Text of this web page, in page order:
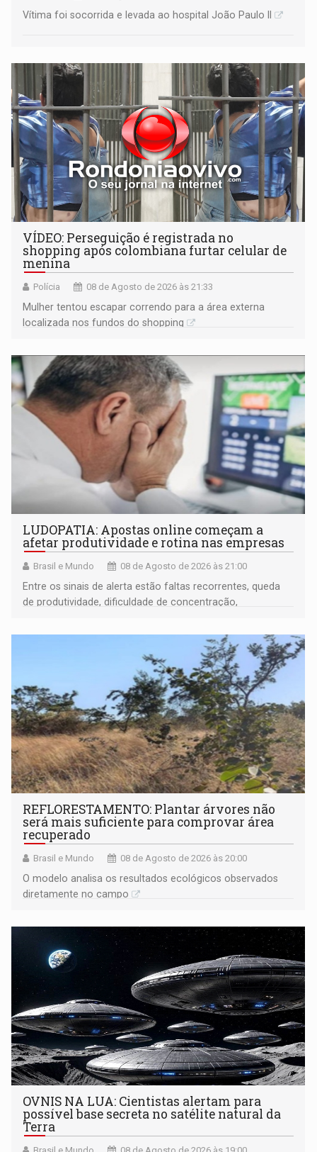
Vítima foi socorrida e levada ao hospital João Paulo II
VÍDEO: Perseguição é registrada no
shopping após colombiana furtar celular de
menina
Polícia 08 de Agosto de 2026 às 21:33
Mulher tentou escapar correndo para a área externa
localizada nos fundos do shopping
LUDOPATIA: Apostas online começam a
afetar produtividade e rotina nas empresas
Brasil e Mundo 08 de Agosto de 2026 às 21:00
Entre os sinais de alerta estão faltas recorrentes, queda
de produtividade, dificuldade de concentração,
REFLORESTAMENTO: Plantar árvores não
será mais suficiente para comprovar área
recuperado
Brasil e Mundo 08 de Agosto de 2026 às 20:00
O modelo analisa os resultados ecológicos observados
diretamente no campo
OVNIS NA LUA: Cientistas alertam para
possível base secreta no satélite natural da
Terra